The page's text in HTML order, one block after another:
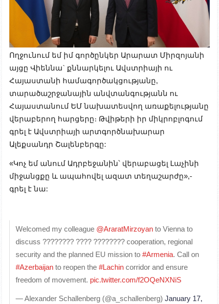
Ողջունում եմ իմ գործընկեր Արարատ Միրզոյանի
այցը Վիեննա` քննարկելու Ավստրիայի ու
Հայաստանի համագործակցությանը,
տարածաշրջանային անվտանգությանն ու
Հայաստանում ԵՄ նախատեսվող առաքելությանը
վերաբերող հարցերը։ Թվիթերի իր միկրոբլոգում
գրել է Ավստրիայի արտգործնախարար
Ալեքսանդր Շալենբերգը:
«Կոչ եմ անում Ադրբեջանին՝ վերաբացել Լաչինի
միջանցքը և ապահովել ազատ տեղաշարժը»,-
գրել է նա:
Welcomed my colleague @AraratMirzoyanto Vienna to
discuss ???????? ???? ???????? cooperation, regional
security and the planned EU mission to #Armenia. Call on
#Azerbaijanto reopen the #Lachincorridor and ensure
freedom of movement. pic.twitter.com/f2OQeNXNiS
— Alexander Schallenberg (@a_schallenberg) January 17,